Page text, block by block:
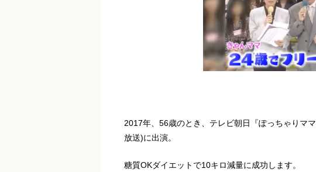
2017年、56歳のとき、テレビ朝日『ぽっちゃりマ
放送)に出演。
糖質OKダイエットで10キロ減量に成功します。